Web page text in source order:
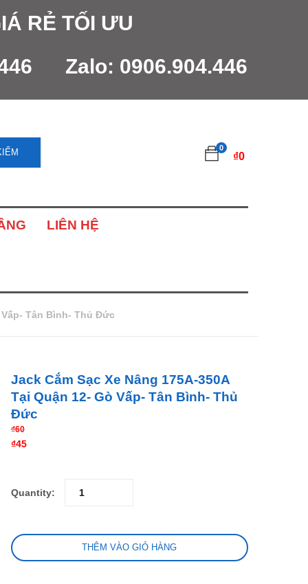
RẺ TỐI ƯU
Zalo: 0906.904.446
0
₫0
LIÊN HỆ
Vấp- Tân Bình- Thủ Đức
Jack Cắm Sạc Xe Nâng 175A-350A
Tại Quận 12- Gò Vấp- Tân Bình- Thủ
Đức
₫60
₫45
Quantity:
THÊM VÀO GIỎ HÀNG